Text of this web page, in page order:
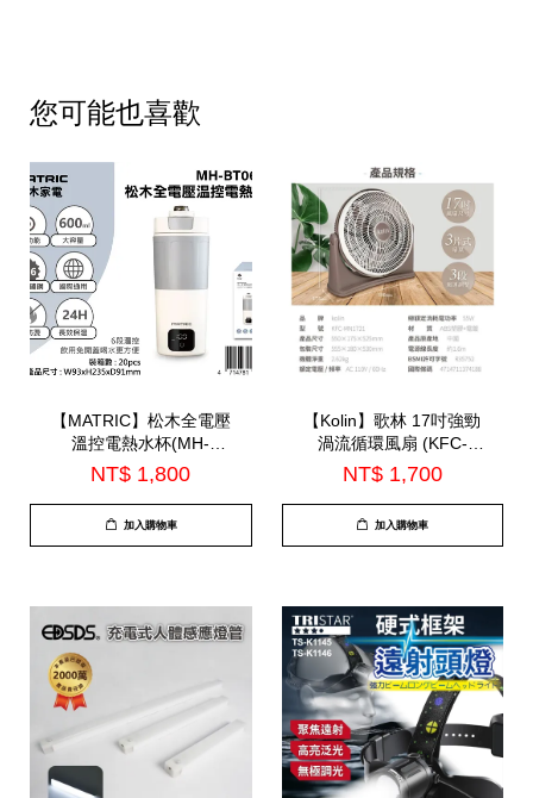
您可能也喜歡
【MATRIC】松木全電壓
溫控電熱水杯(MH-
BT0625L)
NT$ 1,800
加入購物車
【Kolin】歌林 17吋強勁
渦流循環風扇 (KFC-
MN1721)
NT$ 1,700
加入購物車